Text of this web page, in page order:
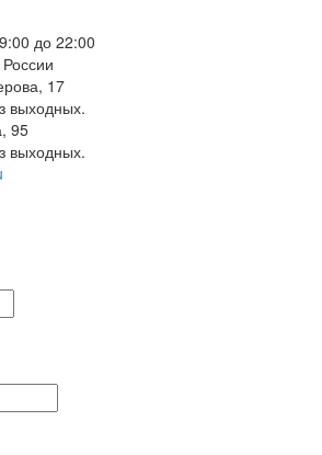
до 22:00
17
выходных.
95
выходных.